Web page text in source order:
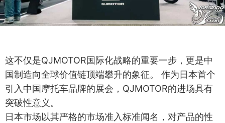
这不仅是QJMOTOR国际化战略的重要一步，更是中
国制造向全球价值链顶端攀升的象征。 作为日本首个
引入中国摩托车品牌的展会，QJMOTOR的进场具有
突破性意义。
日本市场以其严格的市场准入标准闻名，对产品的性